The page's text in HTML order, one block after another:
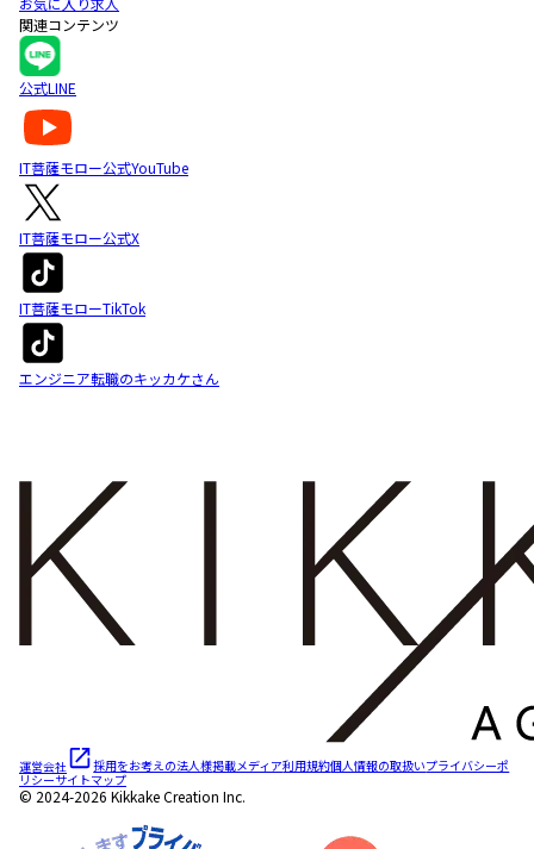
関連コンテンツ
公式LINE
IT菩薩モロー公式YouTube
IT菩薩モロー公式X
IT菩薩モローTikTok
エンジニア転職のキッカケさん
運営会社 採用をお考えの法人様掲載メディア利用規約個人情報の取扱いプライバシーポ
リシーサイトマップ
© 2024-2026 Kikkake Creation Inc.